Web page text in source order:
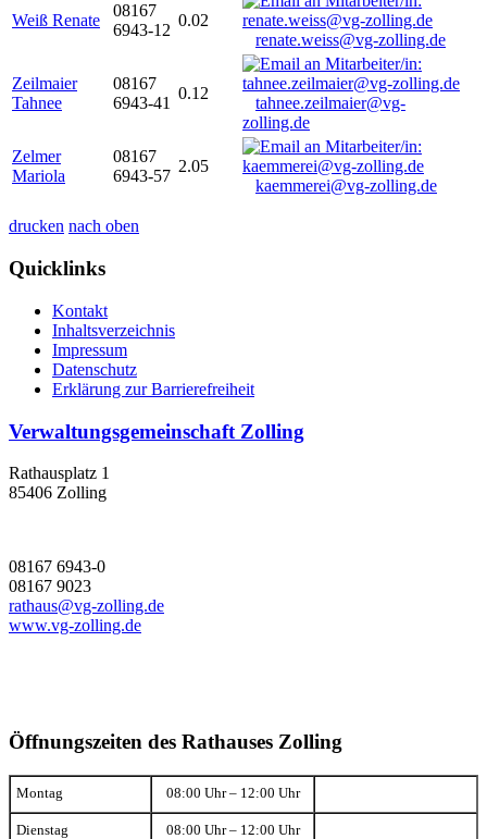
Weiß Renate
08167
6943-12
0.02
renate.weiss@vg-zolling.de
Zeilmaier
Tahnee
08167
6943-41
0.12
tahnee.zeilmaier@vg-
zolling.de
Zelmer
Mariola
08167
6943-57
2.05
kaemmerei@vg-zolling.de
drucken nach oben
Quicklinks
Kontakt
Inhaltsverzeichnis
Impressum
Datenschutz
Erklärung zur Barrierefreiheit
Verwaltungsgemeinschaft Zolling
Rathausplatz 1
85406 Zolling
08167 6943-0
08167 9023
rathaus@vg-zolling.de
www.vg-zolling.de
Öffnungszeiten des Rathauses Zolling
Montag 08:00 Uhr – 12:00 Uhr
Dienstag 08:00 Uhr – 12:00 Uhr